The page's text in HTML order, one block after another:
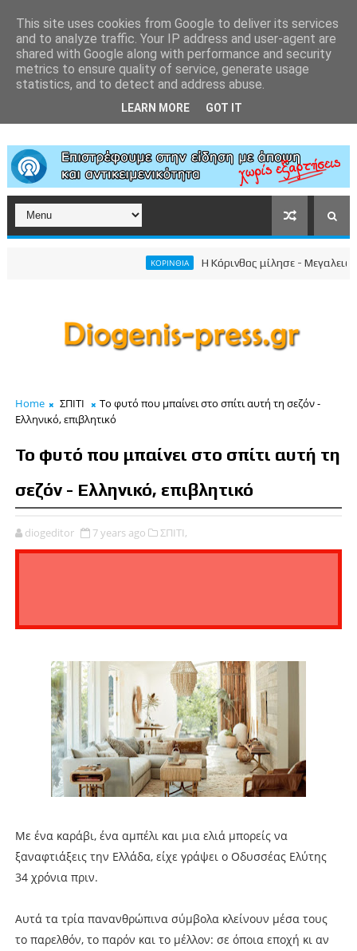
Η Κόρινθος μίλησε - Μεγαλειώδης
Home ΣΠΙΤΙ
Το φυτό που μπαίνει στο σπίτι αυτή τη σεζόν -
Ελληνικό, επιβλητικό
Το φυτό που μπαίνει στο σπίτι αυτή τη
σεζόν - Ελληνικό, επιβλητικό
diogeditor 7 years ago ΣΠΙΤΙ,
Mε ένα καράβι, ένα αμπέλι και μια ελιά μπορείς να
ξαναφτιάξεις την Ελλάδα, είχε γράψει ο Οδυσσέας Ελύτης
34 χρόνια πριν.
Αυτά τα τρία πανανθρώπινα σύμβολα κλείνουν μέσα τους
το παρελθόν, το παρόν και το μέλλον: σε όποια εποχή κι αν
This site uses cookies from Google to deliver its services
and to analyze traffic. Your IP address and user-agent are
shared with Google along with performance and security
metrics to ensure quality of service, generate usage
statistics, and to detect and address abuse.
LEARN MORE GOT IT